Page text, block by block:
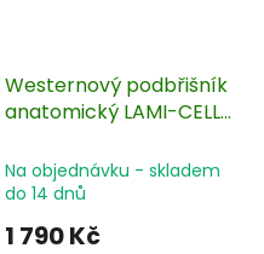
Westernový podbřišník
anatomický LAMI-CELL
Na objednávku - skladem
do 14 dnů
1 790 Kč